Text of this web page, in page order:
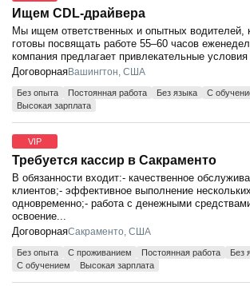
Ищем CDL-драйвера
Мы ищем ответственных и опытных водителей,
готовы посвящать работе 55–60 часов
компания предлагает привлекательные
ДоговорнаяВашингтон, США
Без опыта Постоянная работа Без языка
С
Высокая зарплата
VIP
Требуется кассир в Сакраменто
В обязанности входит:- качественное
клиентов;- эффективное выполнение
одновременно;- работа с денежными
освоение...
ДоговорнаяСакраменто, США
Без опыта С проживанием Постоянная работа
Без
С обучением
Высокая зарплата